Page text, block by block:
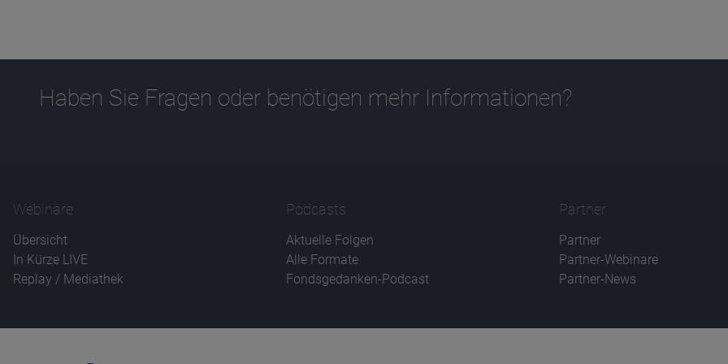
Haben Sie Fragen oder benötigen mehr Informationen?
Webinare
Übersicht
In Kürze LIVE
Replay / Mediathek
Podcasts
Aktuelle Folgen
Alle Formate
Fondsgedanken-Podcast
Partner
Partner
Partner-Webinare
Partner-News